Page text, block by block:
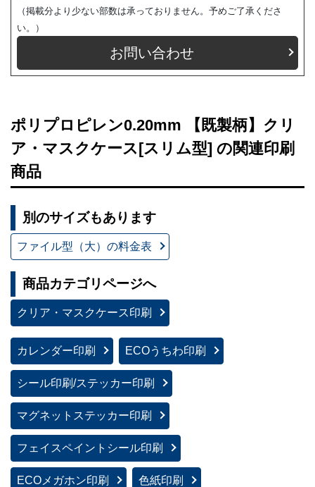
お問い合わせ
（掲載分より少ない部数は承っておりません。予めご了承くださ
い。）
ポリプロピレン0.20mm 【既製柄】クリ
ア・マスクケース[スリム型] の関連印刷
商品
別のサイズもあります
ファイル型（大）の料金表
商品カテゴリページへ
クリア・マスクケース印刷
カレンダー印刷 ECOうちわ印刷
シール印刷/ステッカー印刷
マグネットステッカー印刷
フェイスペイントシール印刷
ECOメガホン印刷 色紙印刷